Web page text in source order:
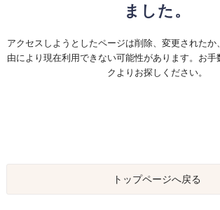
ました。
アクセスしようとしたページは削除、変更された
由により現在利用できない可能性があります。お
クよりお探しください。
トップページへ戻る